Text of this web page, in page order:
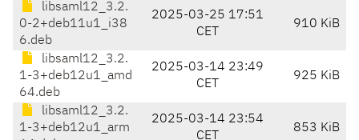
libsaml12_3.2.
0-2+deb11u1_i38
6.deb
2025-03-25 17:51
CET
910 KiB
libsaml12_3.2.
1-3+deb12u1_amd
64.deb
2025-03-14 23:49
CET
925 KiB
libsaml12_3.2.
1-3+deb12u1_arm
2025-03-14 23:54
CET
853 KiB